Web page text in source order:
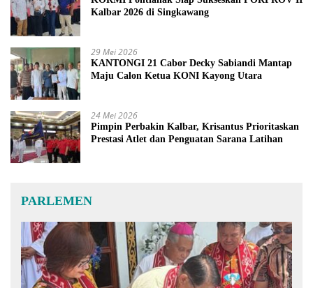
Kalbar 2026 di Singkawang
29 Mei 2026
KANTONGI 21 Cabor Decky Sabiandi Mantap
Maju Calon Ketua KONI Kayong Utara
24 Mei 2026
Pimpin Perbakin Kalbar, Krisantus Prioritaskan
Prestasi Atlet dan Penguatan Sarana Latihan
PARLEMEN